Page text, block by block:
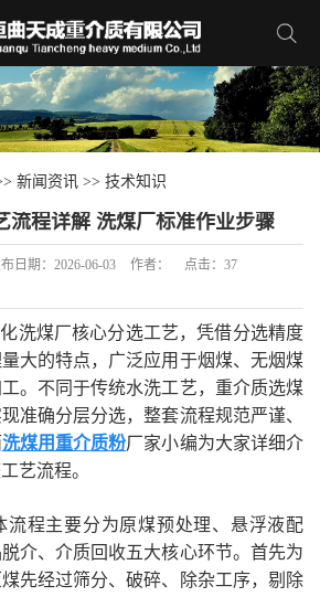
新闻资讯 >> 技术知识
流程详解 洗煤厂标准作业步骤
日期： 2026-06-03 作者： 点击： 37
洗煤厂核心分选工艺，凭借分选精度
大的特点，广泛应用于烟煤、无烟煤
。不同于传统水洗工艺，重介质选煤
准确分层分选，整套流程规范严谨、
洗煤用重介质粉厂家小编为大家详细介
艺流程。
程主要分为原煤预处理、悬浮液配
介、介质回收五大核心环节。首先为
先经过筛分、破碎、除杂工序，剔除